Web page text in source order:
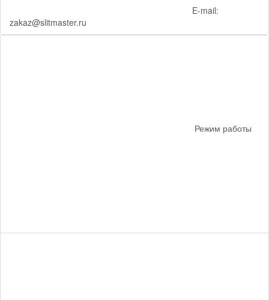
E-mail:
zakaz@slitmaster.ru
Режим работы